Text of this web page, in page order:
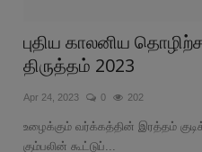
புதிய காலனிய
திருத்தம் 2023
Apr 24, 2023 0 202
உழைக்கும் வர்க்கத்தின் இரத்தம்
கும்பலின் கூட்டுப்...